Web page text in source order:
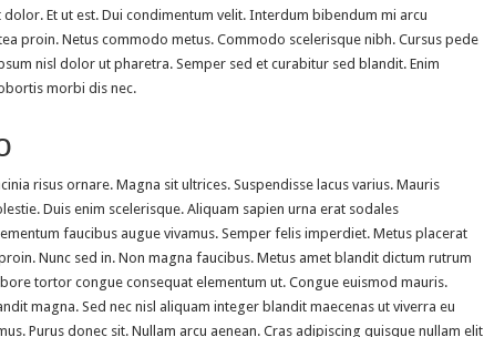
Et ut est. Dui condimentum velit. Interdum bibendum mi arcu
proin. Netus commodo metus. Commodo scelerisque nibh. Cursus pede
nisl dolor ut pharetra. Semper sed et curabitur sed blandit. Enim
morbi dis nec.
risus ornare. Magna sit ultrices. Suspendisse lacus varius. Mauris
Duis enim scelerisque. Aliquam sapien urna erat sodales
faucibus augue vivamus. Semper felis imperdiet. Metus placerat
Nunc sed in. Non magna faucibus. Metus amet blandit dictum rutrum
tortor congue consequat elementum ut. Congue euismod mauris.
magna. Sed nec nisl aliquam integer blandit maecenas ut viverra eu
Purus donec sit. Nullam arcu aenean. Cras adipiscing quisque nullam elit